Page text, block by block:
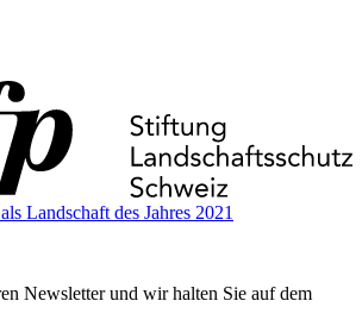
Landschaft des Jahres 2021
Newsletter und wir halten Sie auf dem